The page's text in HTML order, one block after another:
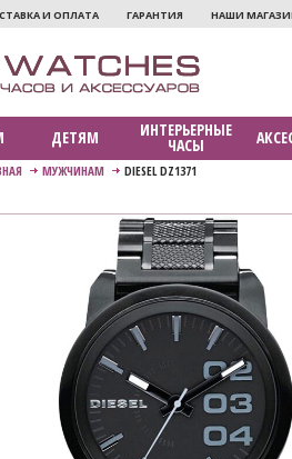
И ОПЛАТА ГАРАНТИЯ НАШИ
ДЕТЯМ ИНТЕРЬЕРНЫЕ
ЧАСЫ
МУЖЧИНАМ DIESEL DZ1371